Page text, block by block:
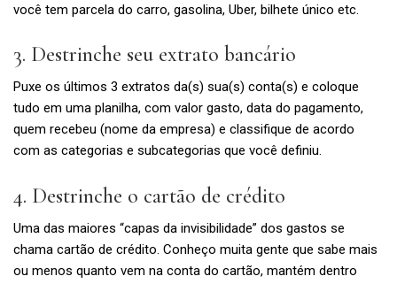
você tem parcela do carro, gasolina, Uber, bilhete único etc.
3. Destrinche seu extrato bancário
Puxe os últimos 3 extratos da(s) sua(s) conta(s) e coloque
tudo em uma planilha, com valor gasto, data do pagamento,
quem recebeu (nome da empresa) e classifique de acordo
com as categorias e subcategorias que você definiu.
4. Destrinche o cartão de crédito
Uma das maiores “capas da invisibilidade” dos gastos se
chama cartão de crédito. Conheço muita gente que sabe mais
ou menos quanto vem na conta do cartão, mantém dentro